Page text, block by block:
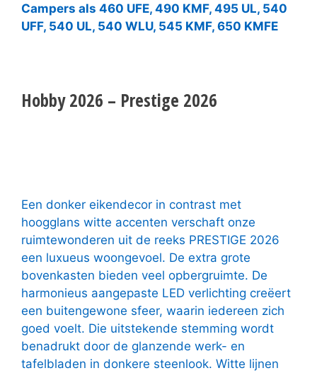
Campers als 460 UFE, 490 KMF, 495 UL, 540
UFF, 540 UL, 540 WLU, 545 KMF, 650 KMFE
Hobby 2026 – Prestige 2026
Een donker eikendecor in contrast met
hoogglans witte accenten verschaft onze
ruimtewonderen uit de reeks PRESTIGE 2026
een luxueus woongevoel. De extra grote
bovenkasten bieden veel opbergruimte. De
harmonieus aangepaste LED verlichting creëert
een buitengewone sfeer, waarin iedereen zich
goed voelt. Die uitstekende stemming wordt
benadrukt door de glanzende werk- en
tafelbladen in donkere steenlook. Witte lijnen